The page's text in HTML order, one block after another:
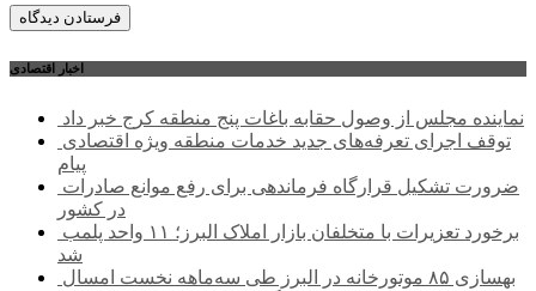
اخبار اقتصادی
نماینده مجلس از وصول حقابه باغات پنج منطقه کرج خبر داد
پیام
در کشور
شد
بهسازی ۸۵ موتورخانه در البرز طی سه‌ماهه نخست امسال